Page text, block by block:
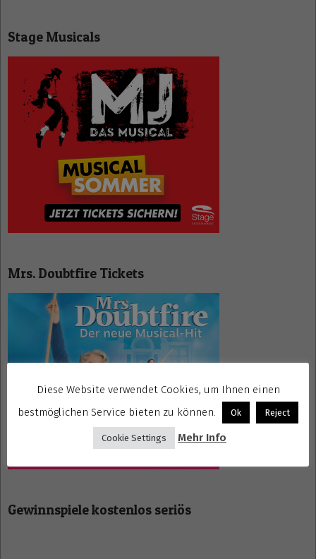
Stage Musicals
Mrs. Doubtfire Tickets
Gewinnspiele kostenlos seriös
Diese Website verwendet Cookies, um Ihnen einen
bestmöglichen Service bieten zu können.
Ok Reject
Cookie Settings Mehr Info